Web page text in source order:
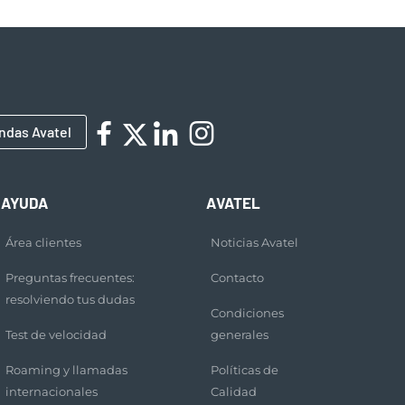
Avatel
AYUDA
Área clientes
Preguntas frecuentes:
resolviendo tus dudas
Test de velocidad
Roaming y llamadas
internacionales
AVATEL
Noticias Avatel
Contacto
Condiciones
generales
Políticas de
Calidad